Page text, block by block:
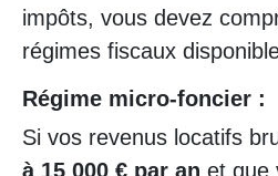
impôts, vous devez
régimes fiscaux
Régime micro-foncier :
Si vos revenus locatifs
à 15 000 € par an et que